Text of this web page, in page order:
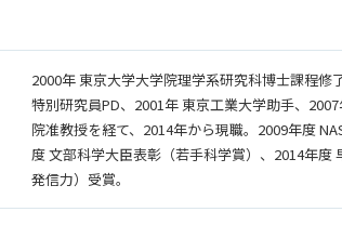
2000年 東京大学大学院理学系研究科博士課程
特別研究員PD、2001年 東京工業大学助手、
院准教授を経て、2014年から現職。2009年度
度 文部科学大臣表彰（若手科学賞）、2014年
発信力）受賞。